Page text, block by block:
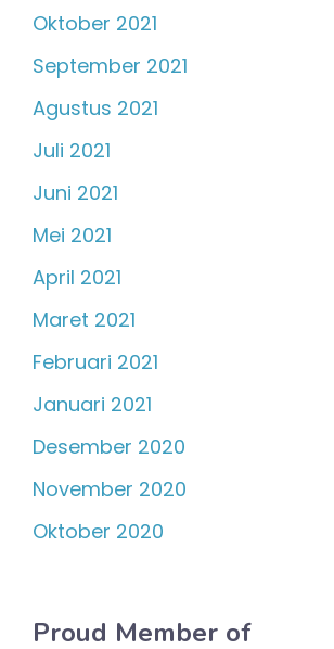
Oktober 2021
September 2021
Agustus 2021
Juli 2021
Juni 2021
Mei 2021
April 2021
Maret 2021
Februari 2021
Januari 2021
Desember 2020
November 2020
Oktober 2020
Proud Member of